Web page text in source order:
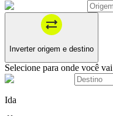
Inverter origem e destino
Selecione para onde você vai
Ida